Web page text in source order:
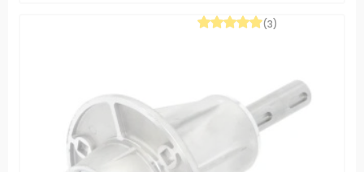
(3)